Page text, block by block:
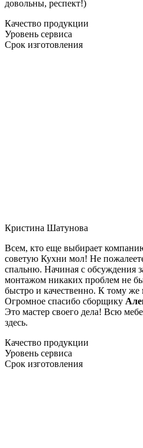
довольны, респект!)
Качество продукции
Уровень сервиса
Срок изготовления
Кристина Шатунова
Всем, кто еще выбирает
советую Кухни мол! Не
спальню. Начиная с обсуждения
монтажом никаких проблем не
быстро и качественно. К тому
Огромное спасибо сборщику
Это мастер своего дела! Всю
здесь.
Качество продукции
Уровень сервиса
Срок изготовления